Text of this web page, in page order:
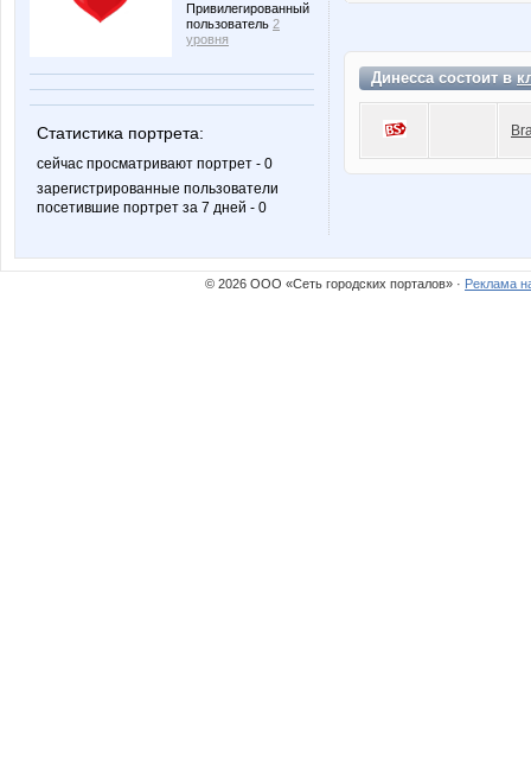
Привилегированный
пользователь 2
уровня
Статистика портрета:
сейчас просматривают портрет - 0
зарегистрированные пользователи
посетившие портрет за 7 дней - 0
Динесса состоит в
© 2026 ООО «Сеть городских порталов» · Реклама